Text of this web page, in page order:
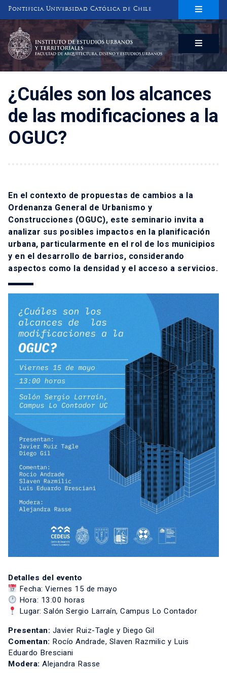
Pontificia Universidad Católica de Chile
INSTITUTO DE ESTUDIOS URBANOS
Y TERRITORIALES
FACULTAD DE ARQUITECTURA, DISEÑO Y ESTUDIOS URBANOS
¿Cuáles son los alcances
de las modificaciones a la
OGUC?
En el contexto de propuestas de cambios a la
Ordenanza General de Urbanismo y
Construcciones (OGUC), este seminario invita a
analizar sus posibles impactos en la planificación
urbana, particularmente en el rol de los municipios
y en el desarrollo de barrios, considerando
aspectos como la densidad y el acceso a servicios.
Detalles del evento
Fecha: Viernes 15 de mayo
Hora: 13:00 horas
Lugar: Salón Sergio Larraín, Campus Lo Contador
Presentan: Javier Ruiz-Tagle y Diego Gil
Comentan: Rocío Andrade, Slaven Razmilic y Luis
Eduardo Bresciani
Modera: Alejandra Rasse